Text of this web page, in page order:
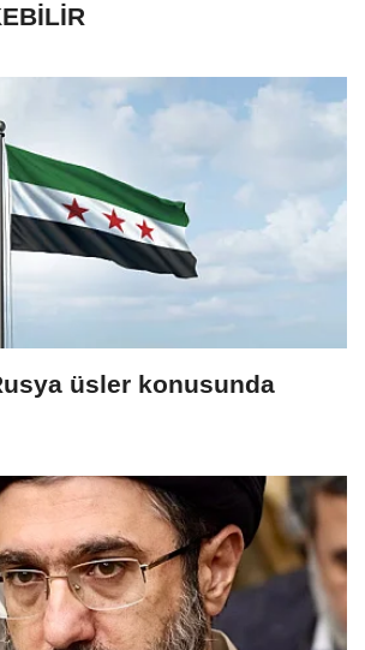
üsler konusunda